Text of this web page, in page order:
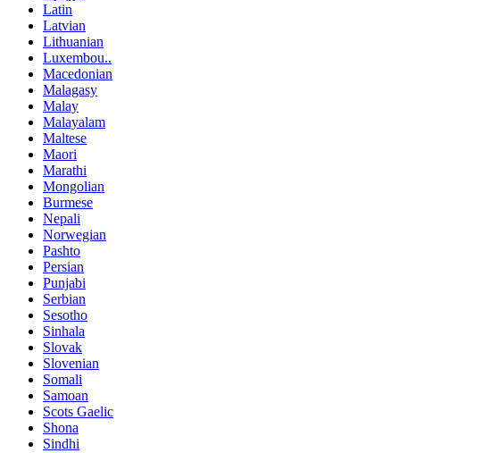
Latin
Latvian
Lithuanian
Luxembou..
Macedonian
Malagasy
Malay
Malayalam
Maltese
Maori
Marathi
Mongolian
Burmese
Nepali
Norwegian
Pashto
Persian
Punjabi
Serbian
Sesotho
Sinhala
Slovak
Slovenian
Somali
Samoan
Scots Gaelic
Shona
Sindhi